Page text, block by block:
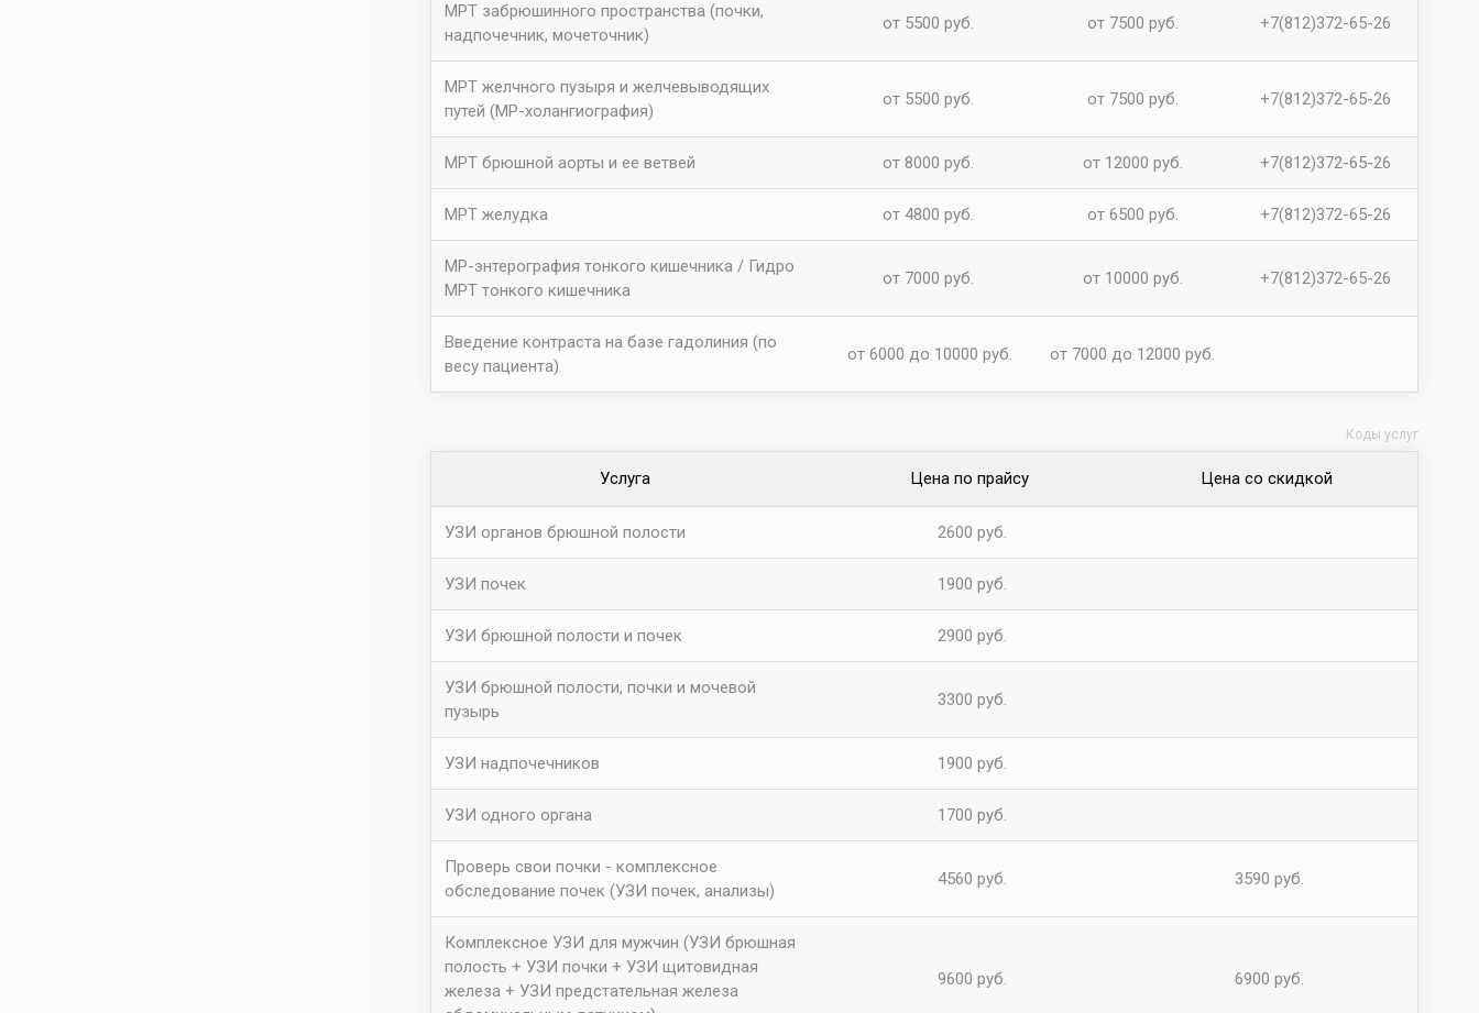
МРТ забрюшинного пространства (почки,
надпочечник, мочеточник)
от 5500 руб. от 7500 руб. +7(812)372-65-26
МРТ желчного пузыря и желчевыводящих
путей (МР-холангиография)
от 5500 руб. от 7500 руб. +7(812)372-65-26
МРТ брюшной аорты и ее ветвей от 8000 руб. от 12000 руб. +7(812)372-65-26
МРТ желудка от 4800 руб. от 6500 руб. +7(812)372-65-26
МР-энтерография тонкого кишечника / Гидро
МРТ тонкого кишечника
от 7000 руб. от 10000 руб. +7(812)372-65-26
Введение контраста на базе гадолиния (по
весу пациента)
от 6000 до 10000 руб. от 7000 до 12000 руб.
Услуга Цена по прайсу Цена со скидкой
УЗИ органов брюшной полости 2600 руб.
УЗИ почек 1900 руб.
УЗИ брюшной полости и почек 2900 руб.
УЗИ брюшной полости, почки и мочевой
пузырь
3300 руб.
УЗИ надпочечников 1900 руб.
УЗИ одного органа 1700 руб.
Проверь свои почки - комплексное
обследование почек (УЗИ почек, анализы)
4560 руб. 3590 руб.
Комплексное УЗИ для мужчин (УЗИ брюшная
полость + УЗИ почки + УЗИ щитовидная
железа + УЗИ предстательная железа
9600 руб. 6900 руб.
Коды услуг